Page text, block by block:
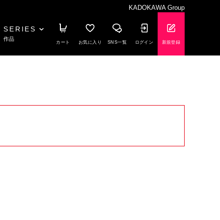
KADOKAWA Group
SERIES
作品
カート お気に入り SNS一覧 ログイン 新規登録